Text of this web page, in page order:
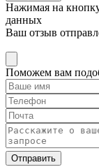
Нажимая на
данных
Ваш отзыв
Поможем вам
Отправить